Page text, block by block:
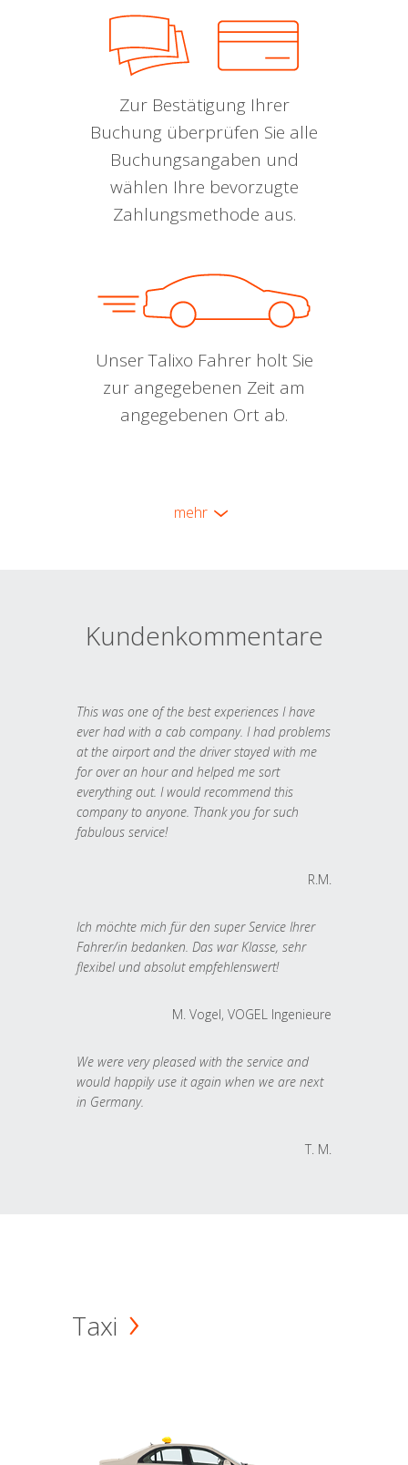
Zur Bestätigung Ihrer
Buchung überprüfen Sie alle
Buchungsangaben und
wählen Ihre bevorzugte
Zahlungsmethode aus.
Unser Talixo Fahrer holt Sie
zur angegebenen Zeit am
angegebenen Ort ab.
mehr
Kundenkommentare
This was one of the best experiences I have
ever had with a cab company. I had problems
at the airport and the driver stayed with me
for over an hour and helped me sort
everything out. I would recommend this
company to anyone. Thank you for such
fabulous service!
R.M.
Ich möchte mich für den super Service Ihrer
Fahrer/in bedanken. Das war Klasse, sehr
flexibel und absolut empfehlenswert!
M. Vogel, VOGEL Ingenieure
We were very pleased with the service and
would happily use it again when we are next
in Germany.
T. M.
Taxi